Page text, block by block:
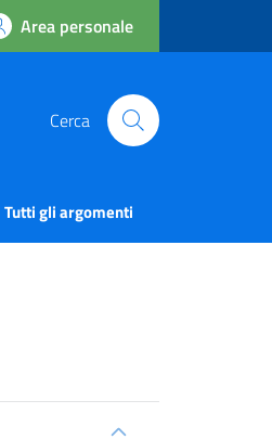
Area personale
Cerca
Tutti gli argomenti